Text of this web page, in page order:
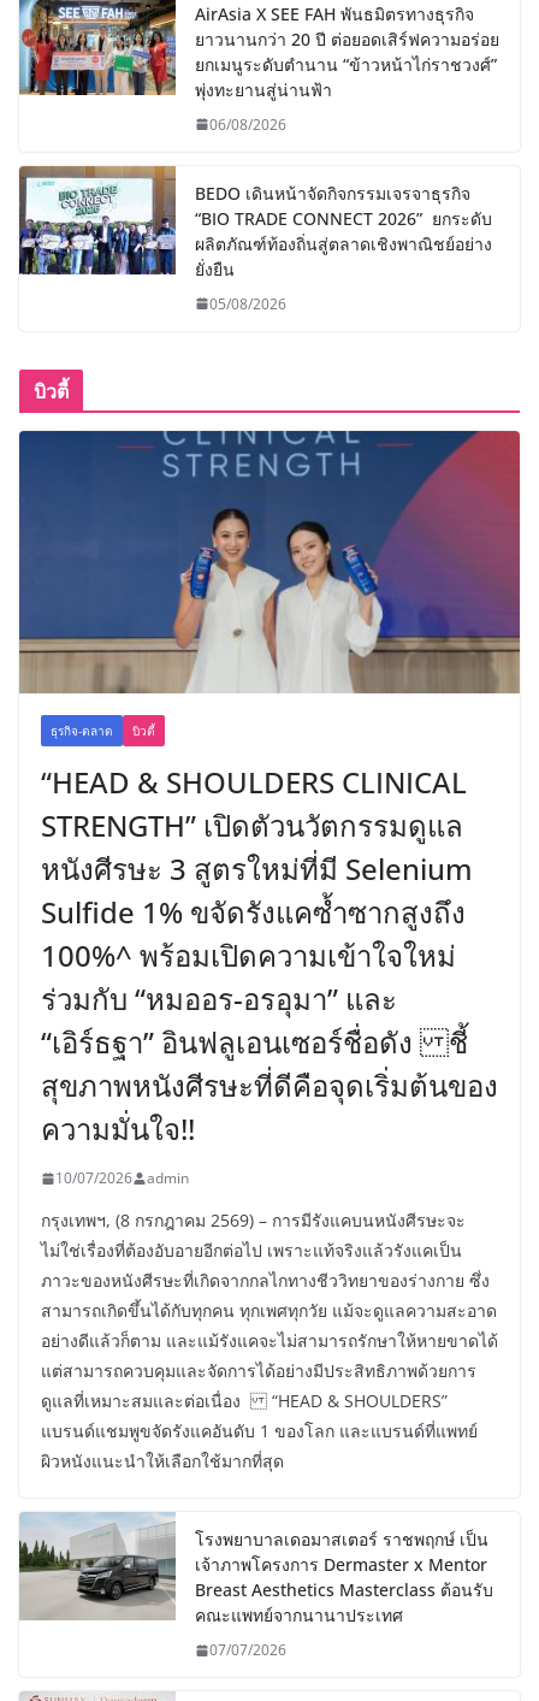
AirAsia X SEE FAH พันธมิตรทางธุรกิจ
ยาวนานกว่า 20 ปี ต่อยอดเสิร์ฟความอร่อย
ยกเมนูระดับตำนาน “ข้าวหน้าไก่ราชวงศ์”
พุ่งทะยานสู่น่านฟ้า
06/08/2026
BEDO เดินหน้าจัดกิจกรรมเจรจาธุรกิจ
“BIO TRADE CONNECT 2026” ยกระดับ
ผลิตภัณฑ์ท้องถิ่นสู่ตลาดเชิงพาณิชย์อย่าง
ยั่งยืน
05/08/2026
บิวตี้
ธุรกิจ-ตลาด บิวตี้
“HEAD & SHOULDERS CLINICAL
STRENGTH” เปิดตัวนวัตกรรมดูแล
หนังศีรษะ 3 สูตรใหม่ที่มี Selenium
Sulfide 1% ขจัดรังแคซ้ำซากสูงถึง
100%^ พร้อมเปิดความเข้าใจใหม่
ร่วมกับ “หมออร-อรอุมา” และ
“เอิร์ธฐา” อินฟลูเอนเซอร์ชื่อดัง ชี้
สุขภาพหนังศีรษะที่ดีคือจุดเริ่มต้นของ
ความมั่นใจ!!
10/07/2026 admin
กรุงเทพฯ, (8 กรกฎาคม 2569) – การมีรังแคบนหนังศีรษะจะ
ไม่ใช่เรื่องที่ต้องอับอายอีกต่อไป เพราะแท้จริงแล้วรังแคเป็น
ภาวะของหนังศีรษะที่เกิดจากกลไกทางชีววิทยาของร่างกาย ซึ่ง
สามารถเกิดขึ้นได้กับทุกคน ทุกเพศทุกวัย แม้จะดูแลความสะอาด
อย่างดีแล้วก็ตาม และแม้รังแคจะไม่สามารถรักษาให้หายขาดได้
แต่สามารถควบคุมและจัดการได้อย่างมีประสิทธิภาพด้วยการ
ดูแลที่เหมาะสมและต่อเนื่อง “HEAD & SHOULDERS”
แบรนด์แชมพูขจัดรังแคอันดับ 1 ของโลก และแบรนด์ที่แพทย์
ผิวหนังแนะนำให้เลือกใช้มากที่สุด
โรงพยาบาลเดอมาสเตอร์ ราชพฤกษ์ เป็น
เจ้าภาพโครงการ Dermaster x Mentor
Breast Aesthetics Masterclass ต้อนรับ
คณะแพทย์จากนานาประเทศ
07/07/2026